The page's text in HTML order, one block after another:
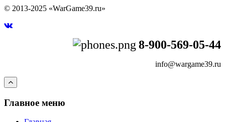
© 2013-2025 «WarGame39.ru»
8-900-569-05-44
info@wargame39.ru
Главное меню